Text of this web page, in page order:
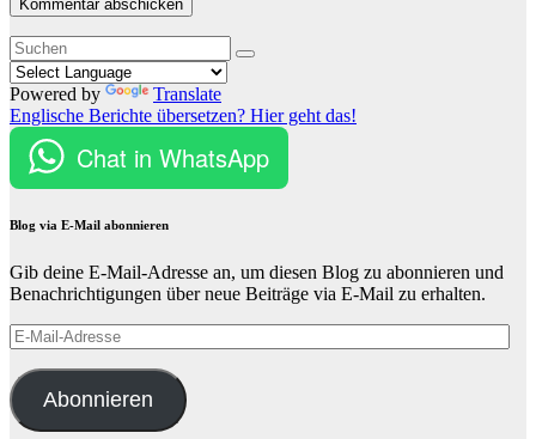
Powered by
Translate
Englische Berichte übersetzen? Hier geht das!
Chat in WhatsApp
Blog via E-Mail abonnieren
Gib deine E-Mail-Adresse an, um diesen Blog zu abonnieren und
Benachrichtigungen über neue Beiträge via E-Mail zu erhalten.
E-
Mail-
Adresse
Abonnieren